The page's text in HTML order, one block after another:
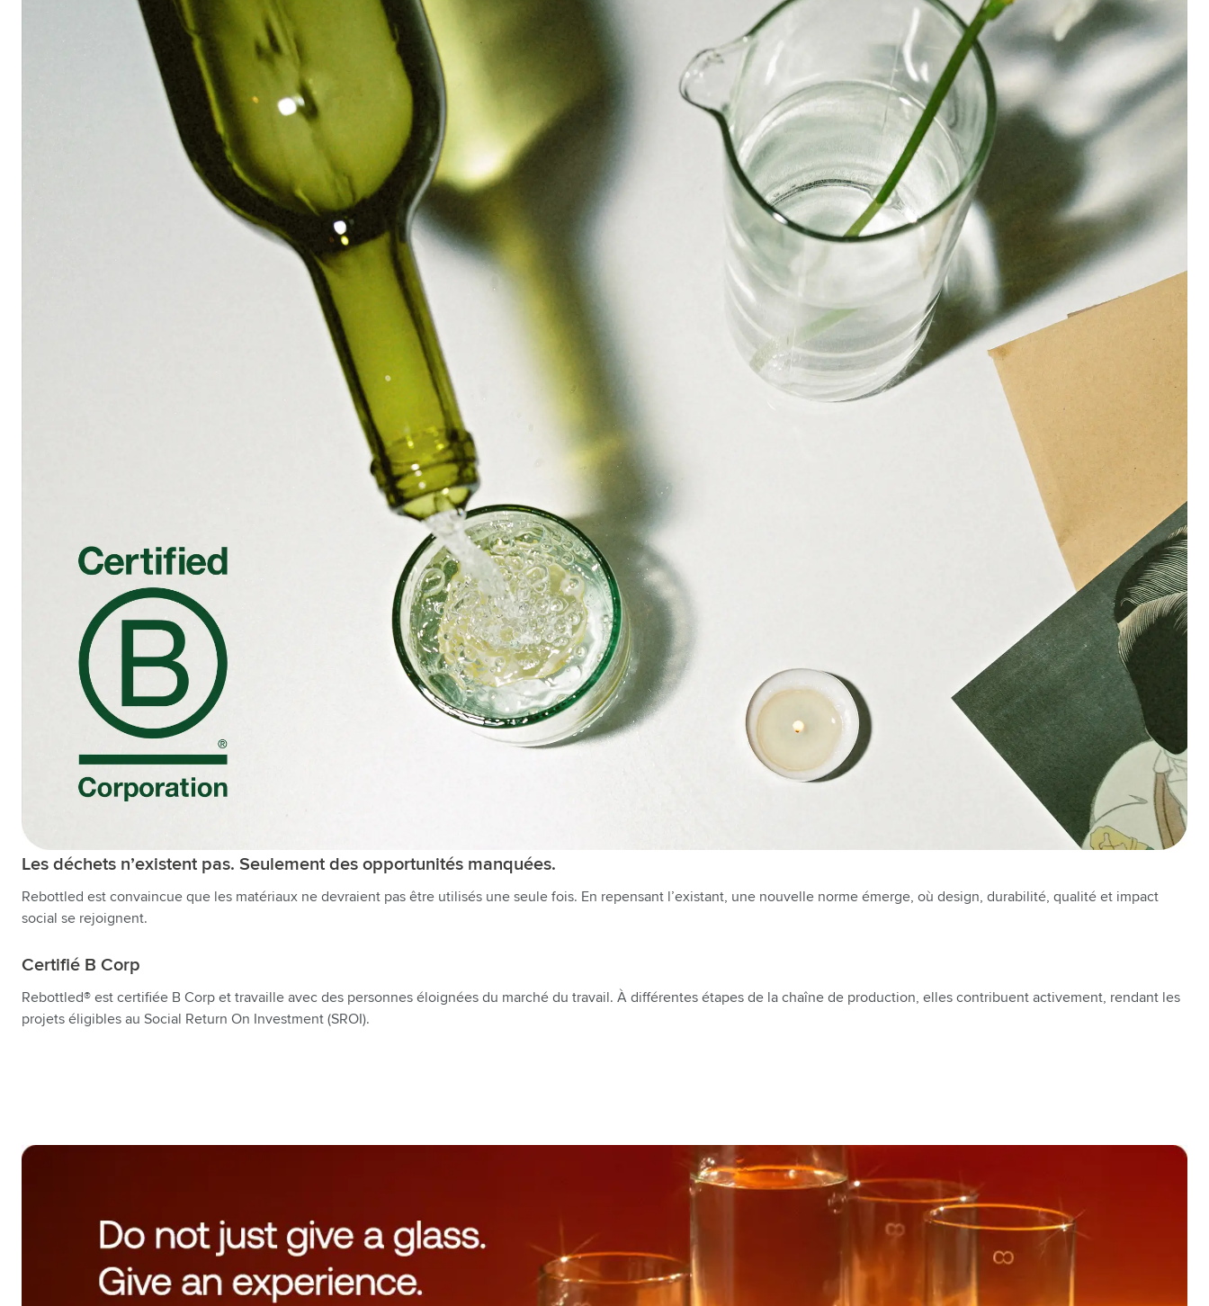
Les déchets n’existent pas. Seulement des opportunités manquées.
Rebottled est convaincue que les matériaux ne devraient pas être utilisés une seule fois. En repensant l’existant, une nouvelle norme émerge, où design, durabilité, qualité et impact
social se rejoignent.
Certifié B Corp
Rebottled® est certifiée B Corp et travaille avec des personnes éloignées du marché du travail. À différentes étapes de la chaîne de production, elles contribuent activement, rendant les
projets éligibles au Social Return On Investment (SROI).